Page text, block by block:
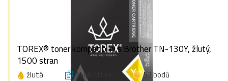
TOREX® toner kompatibilní s Brother TN-130Y, žlutý,
1500 stran
žlutá 1500 stran
52 bodů